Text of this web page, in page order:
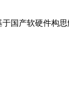
国产软硬件构